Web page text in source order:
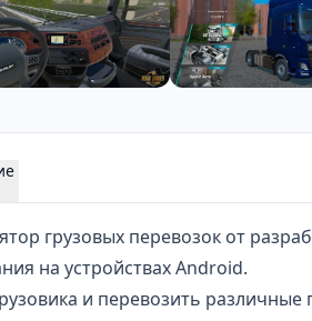
грузовых перевозок от
на устройствах Android.
и перевозить различные